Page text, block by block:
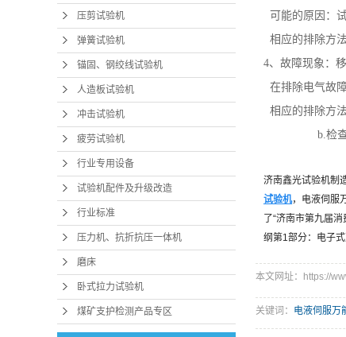
压剪试验机
弹簧试验机
锚固、钢绞线试验机
人造板试验机
冲击试验机
疲劳试验机
行业专用设备
试验机配件及升级改造
行业标准
压力机、抗折抗压一体机
磨床
卧式拉力试验机
煤矿支护检测产品专区
可能的原因：
相应的排除方
4、故障现象：
在排除电气故
相应的排除方
b.检查并
济南鑫光试验机制
试验机，电液伺服
了“济南市第九届消
纲第1部分：电子
本文网址：https://
关键词： 电液伺服万